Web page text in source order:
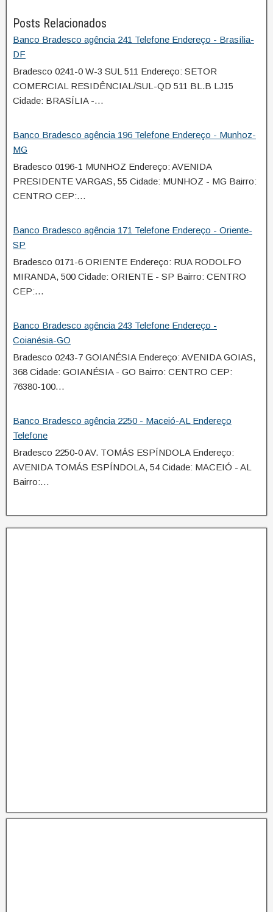
Posts Relacionados
Banco Bradesco agência 241 Telefone Endereço - Brasília-
DF
Bradesco 0241-0 W-3 SUL 511 Endereço: SETOR
COMERCIAL RESIDÊNCIAL/SUL-QD 511 BL.B LJ15
Cidade: BRASÍLIA -…
Banco Bradesco agência 196 Telefone Endereço - Munhoz-
MG
Bradesco 0196-1 MUNHOZ Endereço: AVENIDA
PRESIDENTE VARGAS, 55 Cidade: MUNHOZ - MG Bairro:
CENTRO CEP:…
Banco Bradesco agência 171 Telefone Endereço - Oriente-
SP
Bradesco 0171-6 ORIENTE Endereço: RUA RODOLFO
MIRANDA, 500 Cidade: ORIENTE - SP Bairro: CENTRO
CEP:…
Banco Bradesco agência 243 Telefone Endereço -
Coianésia-GO
Bradesco 0243-7 GOIANÉSIA Endereço: AVENIDA GOIAS,
368 Cidade: GOIANÉSIA - GO Bairro: CENTRO CEP:
76380-100…
Banco Bradesco agência 2250 - Maceió-AL Endereço
Telefone
Bradesco 2250-0 AV. TOMÁS ESPÍNDOLA Endereço:
AVENIDA TOMÁS ESPÍNDOLA, 54 Cidade: MACEIÓ - AL
Bairro:…